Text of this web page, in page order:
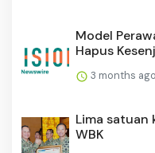
Model
Hapus
3 months ago
Lima satuan
WBK